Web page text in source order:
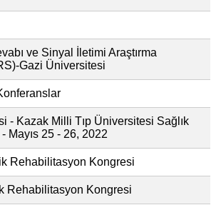
ve Sinyal İletimi Araştırma
Gazi Üniversitesi
- Kazak Milli Tıp Üniversitesi Sağlık
Mayıs 25 - 26, 2022
Rehabilitasyon Kongresi
Rehabilitasyon Kongresi